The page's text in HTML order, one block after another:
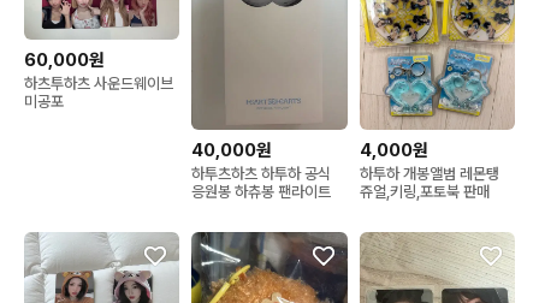
60,000원
하츠투하츠 사운드웨이브
미공포
40,000원
하투츠하츠 하투하 공식
응원봉 하츄봉 팬라이트
4,000원
하투하 개봉앨범 레몬탱
쥬얼,키링,포토북 판매